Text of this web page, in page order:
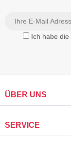
Ich habe die
ÜBER UNS
SERVICE